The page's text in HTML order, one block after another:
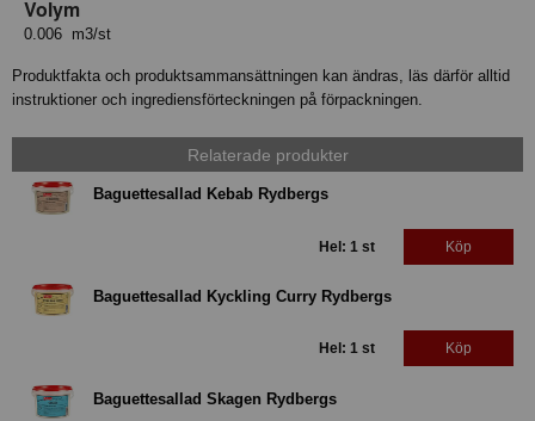
Volym
0.006 m3/st
Produktfakta och produktsammansättningen kan ändras, läs därför alltid
instruktioner och ingrediensförteckningen på förpackningen.
Relaterade produkter
Baguettesallad Kebab Rydbergs
Hel: 1 st Köp
Baguettesallad Kyckling Curry Rydbergs
Hel: 1 st Köp
Baguettesallad Skagen Rydbergs